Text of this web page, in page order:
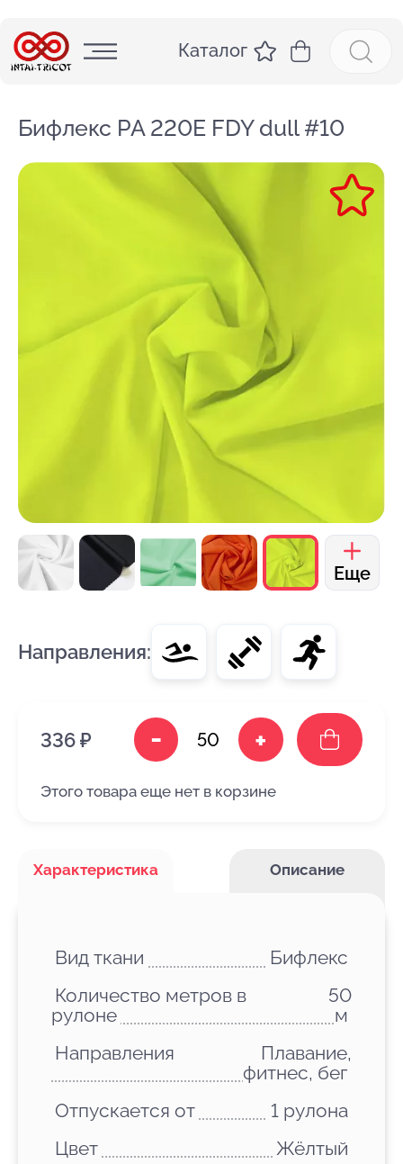
Каталог
Бифлекс PA 220E FDY dull #10
Еще
Направления:
336 ₽ - +
Этого товара еще нет в корзине
Характеристика Описание
Вид ткани
Бифлекс
Количество метров в
рулоне
50
м
Направления
Плавание,
фитнес, бег
Отпускается от
1 рулона
Цвет
Жёлтый